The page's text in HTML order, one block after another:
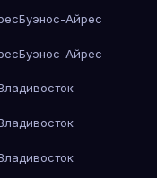
Буэнос-Айрес
Буэнос-Айрес